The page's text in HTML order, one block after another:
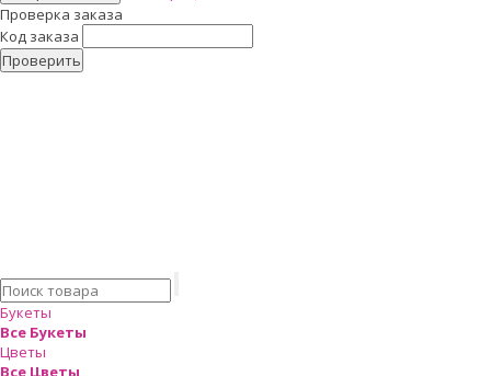
Проверка заказа
Код заказа
Проверить
Букеты
Все Букеты
Цветы
Все Цветы